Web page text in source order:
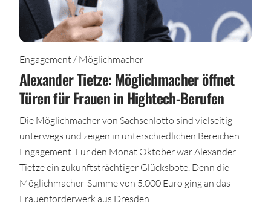
Engagement / Möglichmacher
Alexander Tietze: Möglichmacher öffnet
Türen für Frauen in Hightech-Berufen
Die Möglichmacher von Sachsenlotto sind vielseitig
unterwegs und zeigen in unterschiedlichen Bereichen
Engagement. Für den Monat Oktober war Alexander
Tietze ein zukunftsträchtiger Glücksbote. Denn die
Möglichmacher-Summe von 5.000 Euro ging an das
Frauenförderwerk aus Dresden.